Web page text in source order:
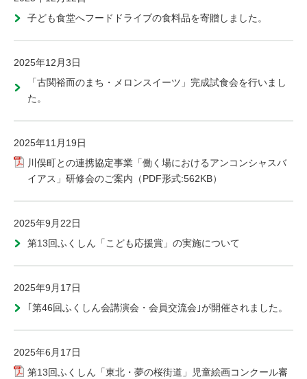
子ども食堂へフードドライブの食料品を寄贈しました。
2025年12月3日
「古関裕而のまち・メロンスイーツ」完成試食会を行いまし
た。
2025年11月19日
川俣町との連携協定事業「働く場におけるアンコンシャスバ
イアス」研修会のご案内（PDF形式:562KB）
2025年9月22日
第13回ふくしん「こども応援賞」の実施について
2025年9月17日
｢第46回ふくしん会講演会・会員交流会｣が開催されました。
2025年6月17日
第13回ふくしん「東北・夢の桜街道」児童絵画コンクール審